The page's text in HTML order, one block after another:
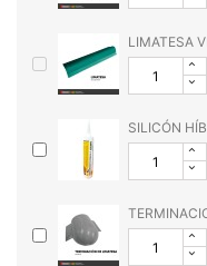
LIMATESA
SILICÓN